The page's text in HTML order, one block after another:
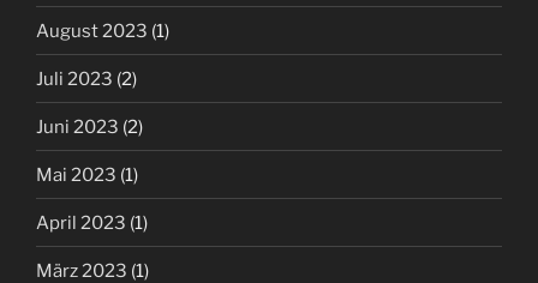
August 2023 (1)
Juli 2023 (2)
Juni 2023 (2)
Mai 2023 (1)
April 2023 (1)
März 2023 (1)